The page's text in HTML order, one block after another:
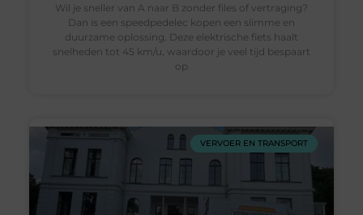
Wil je sneller van A naar B zonder files of vertraging?
Dan is een speedpedelec kopen een slimme en
duurzame oplossing. Deze elektrische fiets haalt
snelheden tot 45 km/u, waardoor je veel tijd bespaart
op
VERVOER EN TRANSPORT